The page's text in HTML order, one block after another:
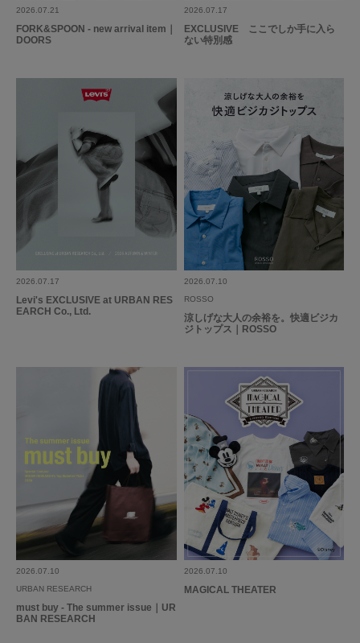
2026.07.21
FORK&SPOON - new arrival item｜
DOORS
2026.07.17
EXCLUSIVE ここでしか手に入ら
ない特別感
2026.07.17
Levi's EXCLUSIVE at URBAN RES
EARCH Co., Ltd.
2026.07.10
ROSSO
涼しげな大人の余裕を。快適ビジカ
ジトップス｜ROSSO
2026.07.10
URBAN RESEARCH
must buy - The summer issue｜UR
BAN RESEARCH
2026.07.10
MAGICAL THEATER